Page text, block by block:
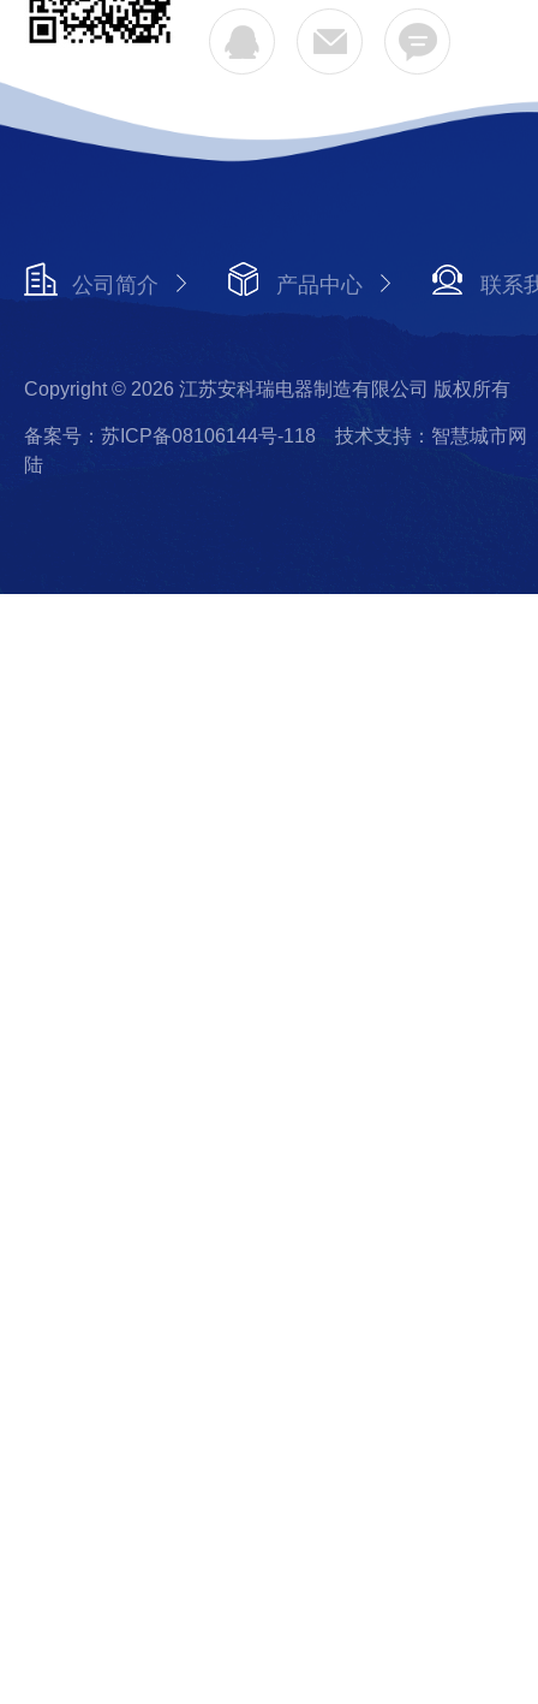
公司简介 产品中心 联系
Copyright © 2026 江苏安科瑞电器制造有限公司 版权所有
备案号：苏ICP备08106144号-118
技术支持：智慧城市网
陆